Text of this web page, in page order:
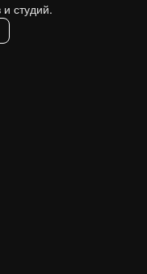
и студий.